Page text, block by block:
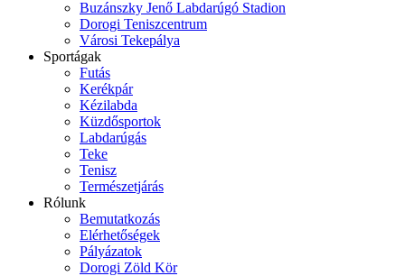
Buzánszky Jenő Labdarúgó Stadion
Dorogi Teniszcentrum
Városi Tekepálya
Sportágak
Futás
Kerékpár
Kézilabda
Küzdősportok
Labdarúgás
Teke
Tenisz
Természetjárás
Rólunk
Bemutatkozás
Elérhetőségek
Pályázatok
Dorogi Zöld Kör